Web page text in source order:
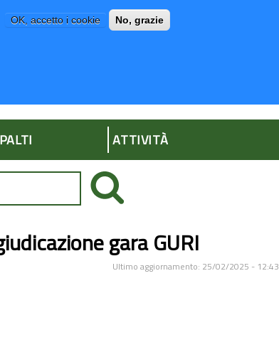
OK, accetto i cookie No, grazie
ATTIVITÀ
gara GURI
Ultimo aggiornamento: 25/02/2025 - 12:43